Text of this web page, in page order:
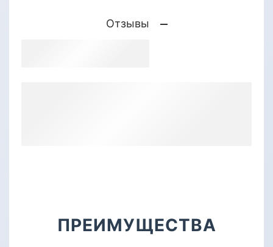
Отзывы
ПРЕИМУЩЕСТВА